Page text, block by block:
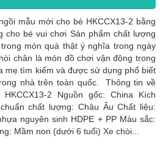
mẫu mới cho bé HKCCX13-2 bằng
cho bé vui chơi Sản phẩm chất lượng
món quà thật ý nghĩa trong ngày
chân là món đồ chơi vận động trong
mẹ tìm kiếm và được sử dụng phổ biết
nhà trên toàn quốc. Thông tin về
2 Nguồn gốc: China Kích
chất lượng: Châu Âu Chất liệu:
nguyên sinh HDPE + PP Màu sắc:
Mầm non (dưới 6 tuổi) Xe chòi...